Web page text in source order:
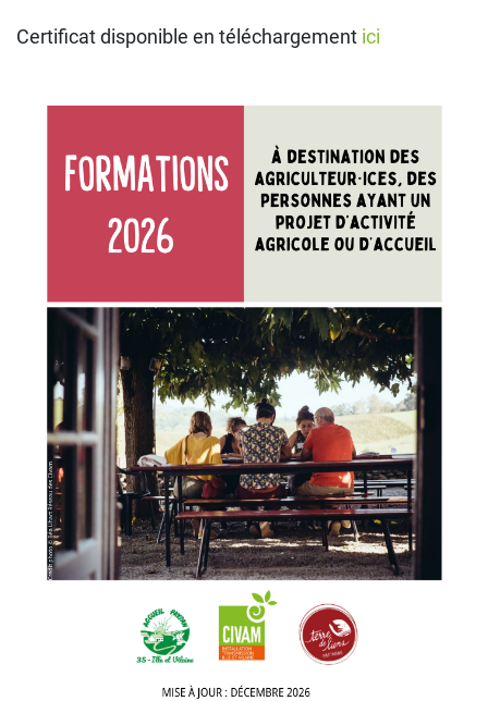
Certificat disponible en téléchargement ici